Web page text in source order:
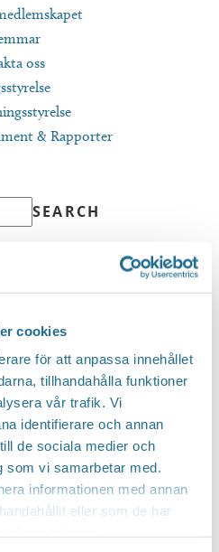
cookies
för att anpassa innehållet
tillhandahålla funktioner
vår trafik. Vi
identifierare och annan
de sociala medier och
som vi samarbetar med.
informationen med annan
eller som de har
oss
& Rapporter
förslag 2023-04-17 LA
förslag 2023-